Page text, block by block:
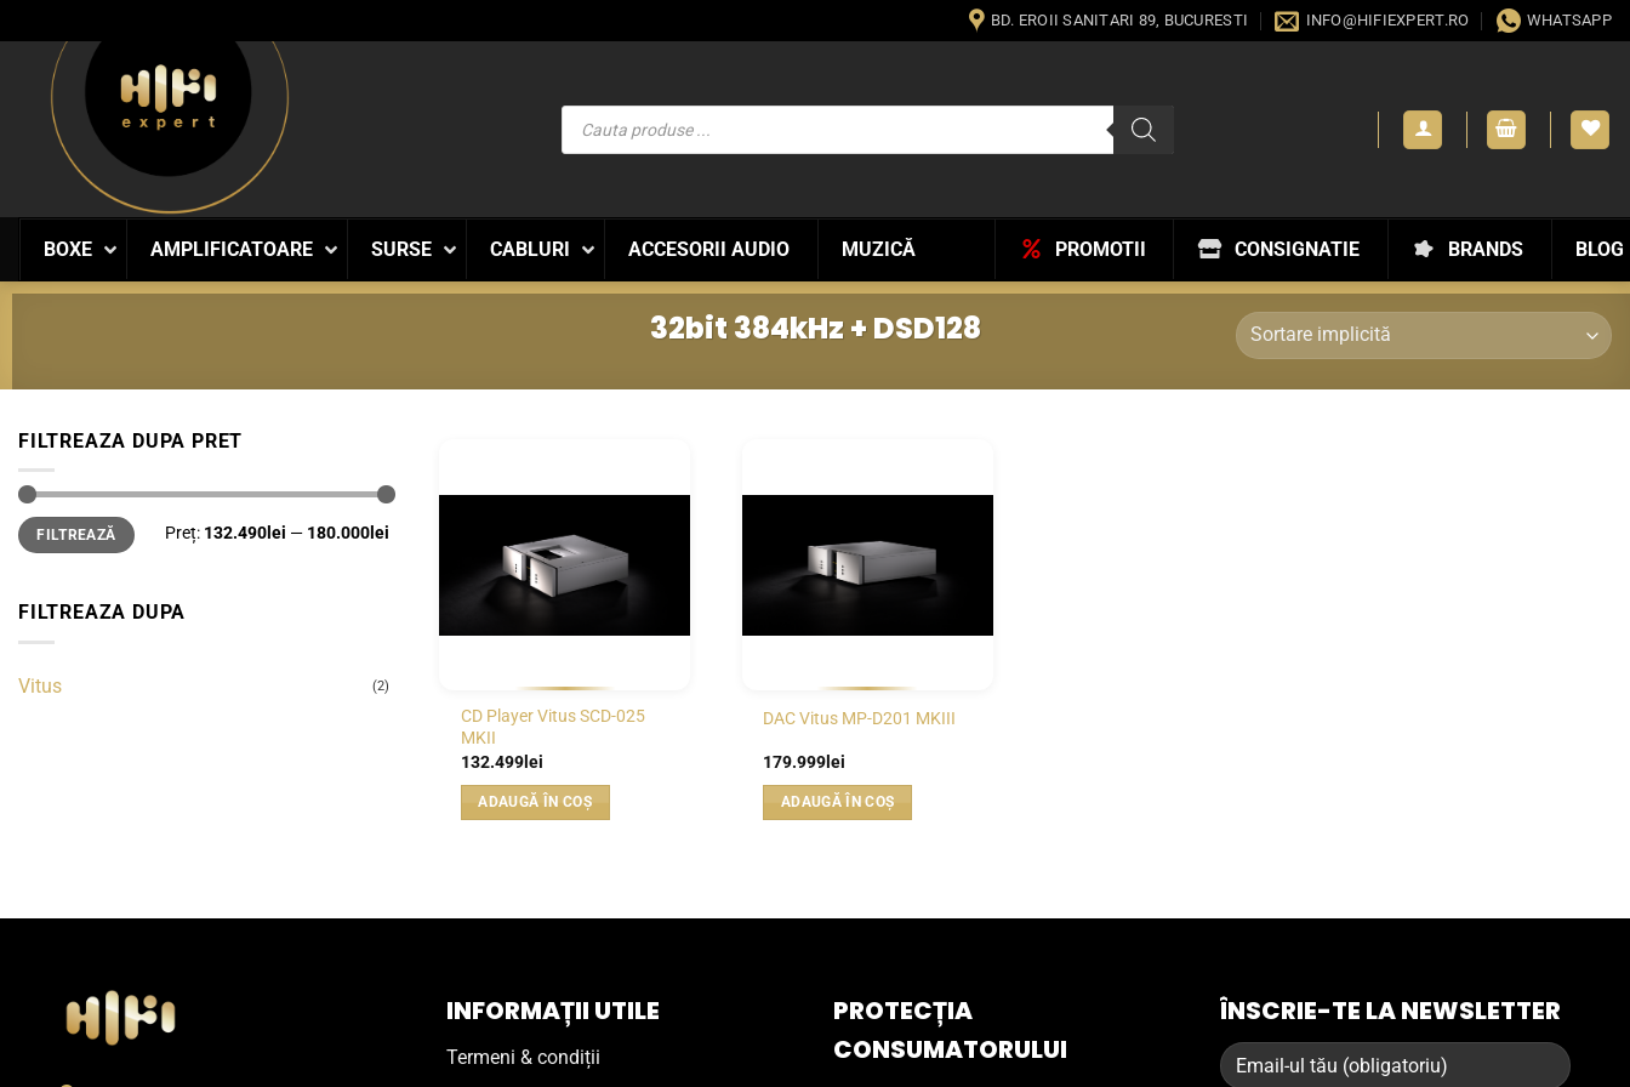
to
content
BD. EROII SANITARI 89, BUCURESTI INFO@HIFIEXPERT.RO WHATSAPP
Products
search
BOXE AMPLIFICATOARE SURSE CABLURI ACCESORII AUDIO MUZICĂ BLOG
BRANDS
CONSIGNATIE
PROMOTII
32bit 384kHz + DSD128
FILTREAZA DUPA PRET
Preț
minim
Preț
maximFILTREAZĂ Preț: 132.490lei — 180.000lei
FILTREAZA DUPA
Vitus (2)
CD Player Vitus SCD-025
MKII
132.499lei
ADAUGĂ ÎN COȘ
DAC Vitus MP-D201 MKIII
179.999 lei
ADAUGĂ ÎN COȘ
INFORMAȚII UTILE
Termeni & condiții
PROTECȚIA
CONSUMATORULUI
ÎNSCRIE-TE LA NEWSLETTER